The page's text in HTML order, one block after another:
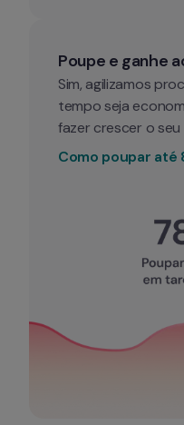
Poupe e ganhe
Sim, agilizamos
tempo seja
fazer crescer o seu
Como poupar até